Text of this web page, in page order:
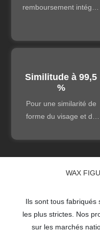
remboursement intégral
Similitude à 99,5
%
Pour une similarité de
forme du visage et du
%.
WAX
Ils sont tous fabriqués
les plus strictes. Nos
sur les marchés